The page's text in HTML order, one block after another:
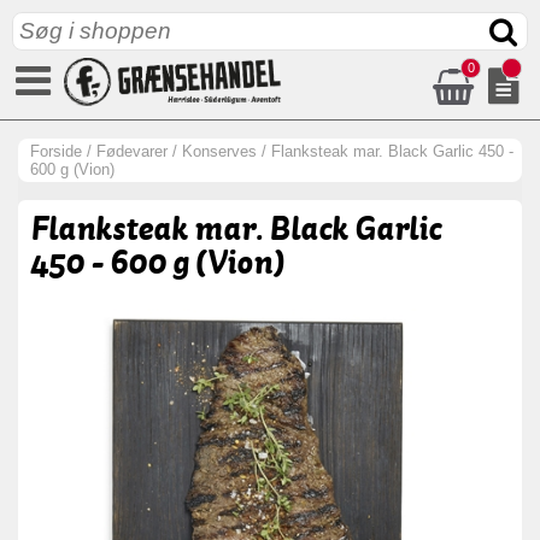
0
Forside / Fødevarer / Konserves / Flanksteak mar. Black Garlic 450 -
600 g (Vion)
Flanksteak mar. Black Garlic
450 - 600 g (Vion)